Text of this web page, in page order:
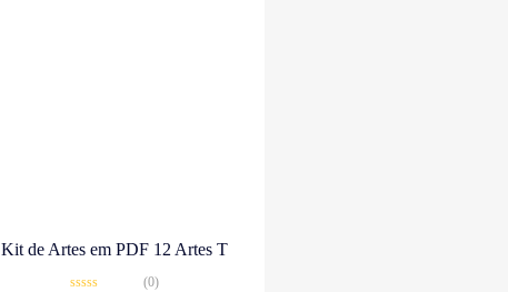
Kit de Artes em PDF 12 Artes T
(0)